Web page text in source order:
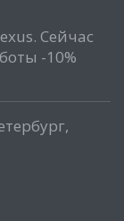
Сейчас
-10%